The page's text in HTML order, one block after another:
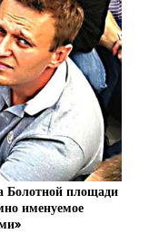
Болотной площади
именуемое